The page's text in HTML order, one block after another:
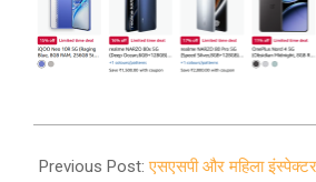
12-
Previous Post:एसएसपी और महिला